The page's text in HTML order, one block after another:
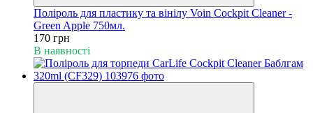
Поліроль для пластику та вінілу Voin Cockpit Cleaner -
Green Apple 750мл.
170 грн
В наявності